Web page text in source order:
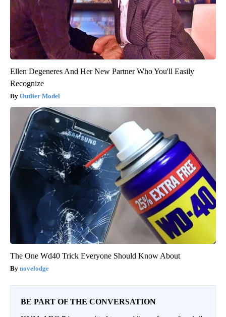
Ellen Degeneres And Her New Partner Who You'll Easily
Recognize
Outlier Model
The One Wd40 Trick Everyone Should Know About
novelodge
BE PART OF THE CONVERSATION